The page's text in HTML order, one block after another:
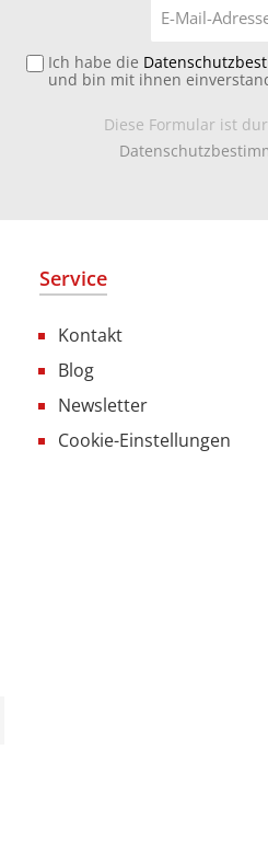
Ich habe die
und bin mit ihnen
Diese Formular ist
Service
Kontakt
Blog
Newsletter
Cookie-Einstellungen